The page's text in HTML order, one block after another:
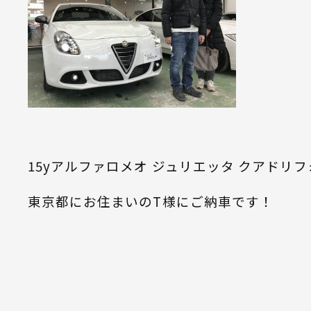
15yアルファロメオ ジュリエッタ クアドリフ
東京都にお住まいのT様にご納車です！